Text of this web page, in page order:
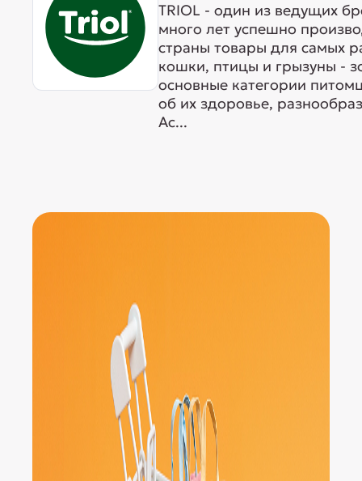
TRIOL - один из ведущих
много лет успешно
страны товары для самых
кошки, птицы и грызуны -
основные категории
об их здоровье,
Ас...